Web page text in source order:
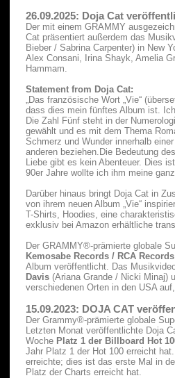
26.09.2025: Doja Cat
Der mit einem GRAMMY
Cat präsentiert außerdem das
Bieber / Sabrina Carpenter) in New
Alex Consani, Irina Shayk, Amelia
Hammam.
Statement from Doja Cat:
„Das französische Wort „Vie“
dass dies mein fünftes Album ist.
Die Zahl Fünf steht in der
gewählt und es mit dem Thema
Schmerz und Wunder innerhalb
anderen beziehen.Die Bedeutung
Liebe gibt es kein Abenteuer. Dies
90er Jahre wollte ich ihm meine
Darüber hinaus bringt Doja Cat in
von ihrem neuen Album „Vie“
T-Shirts, Hoodies, eine
exklusiv bei Amazon erhältliche
Der GRAMMY®-prämierte globale
Kemosabe Records / RCA Records
Album veröffentlicht. Das
Davis (Ariana Grande / Nicki Minaj)
verschiedenen Orten in den USA
15.09.2023: DOJA CAT
Der Grammy®-prämierte globale
Letzten Monat veröffentlichte Doja
Woche Platz 1 der Billboard Hot
Jahr Platz 1 der Hot 100 erreicht
erreichte; dies ist das erste Mal in
Platz der Charts erreicht hat.